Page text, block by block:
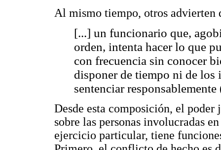
Al mismo tiempo, otros advierten
[...] un funcionario que,
orden, intenta hacer lo que
con frecuencia sin conocer
disponer de tiempo ni de los
sentenciar
Desde esta composición, el
sobre las personas involucradas
ejercicio particular, tiene